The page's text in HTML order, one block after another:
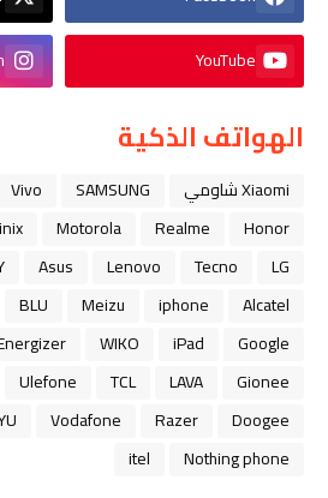
YouTube
الهواتف الذكية
Xiaomi شاومي SAMSUNG
Vivo
Honor
Realme
Motorola
LG
Tecno
Lenovo
Asus
Alcatel
iphone
Meizu
BLU
Google
iPad
WIKO
Gionee
LAVA
TCL
Ulefone
Doogee
Razer
Vodafone
Nothing phone
itel